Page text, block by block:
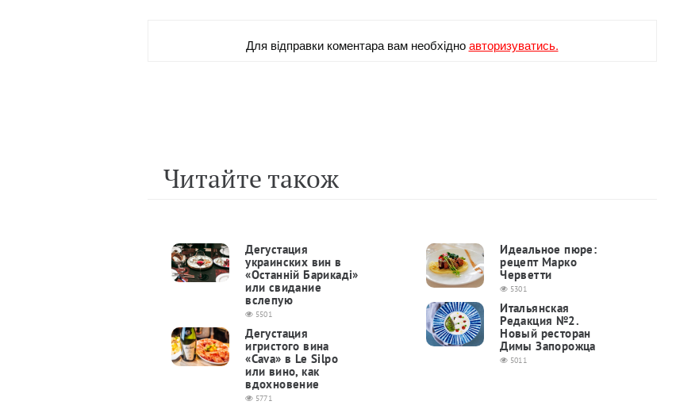
Для вiдправки коментара вам необхiдноавторизуватись.
Читайте також
Дегустация
украинских вин в
«Останнiй Барикадi»
или свидание
вслепую
5501
Дегустация
игристого вина
«Cava» в Le Silpo
или вино, как
вдохновение
5771
Идеальное пюре:
рецепт Марко
Черветти
5301
Итальянская
Редакция №2.
Новый ресторан
Димы Запорожца
5011